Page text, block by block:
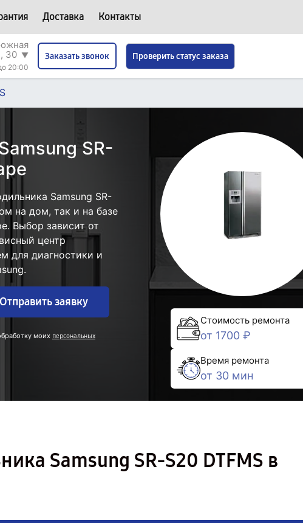
Доставка Контакты
30 ▼
20:00
Заказать звонок Проверить статус заказа
SR-
Samsung SR-
на дом, так и на базе
Выбор зависит от
центр
для диагностики и
Отправить заявку
моих персональных
Стоимость ремонта
от 1700 ₽
Время ремонта
от 30 мин
Samsung SR-S20 DTFMS в